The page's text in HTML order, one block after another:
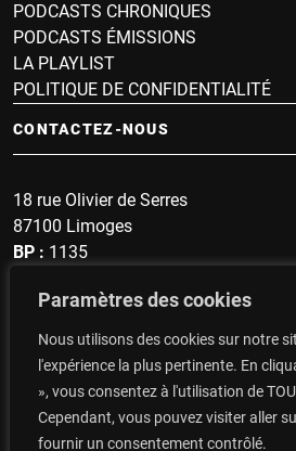
Paramètres des cookies
Nous utilisons des cookies sur notre
l'expérience la plus pertinente. En
», vous consentez à l'utilisation de
Cependant, vous pouvez visiter aller
fournir un consentement contrôlé.
PODCASTS CHRONIQUES
PODCASTS ÉMISSIONS
LA PLAYLIST
POLITIQUE DE CONFIDENTIALITÉ
CONTACTEZ-NOUS
18 rue Olivier de Serres
87100 Limoges
BP : 1135
secrétariat : 05 19 57 60 96
Top du Portugal : 06 14 48 93 47
CONTACTEZ-NOUS